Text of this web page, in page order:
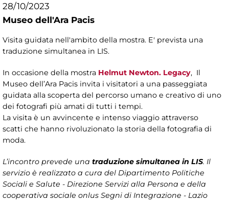
28/10/2023
Museo dell'Ara Pacis
Visita guidata nell'ambito della mostra. E' prevista una
traduzione simultanea in LIS.
In occasione della mostra Helmut Newton. Legacy, Il
Museo dell’Ara Pacis invita i visitatori a una passeggiata
guidata alla scoperta del percorso umano e creativo di uno
dei fotografi più amati di tutti i tempi.
La visita è un avvincente e intenso viaggio attraverso
scatti che hanno rivoluzionato la storia della fotografia di
moda.
L’incontro prevede una traduzione simultanea in LIS. Il
servizio è realizzato a cura del Dipartimento Politiche
Sociali e Salute - Direzione Servizi alla Persona e della
cooperativa sociale onlus Segni di Integrazione - Lazio